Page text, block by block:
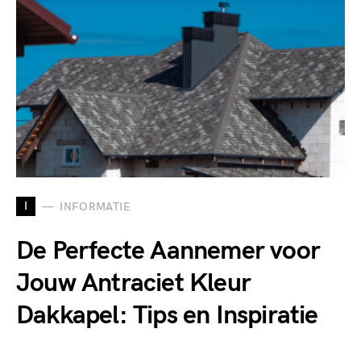
I INFORMATIE
De Perfecte Aannemer voor
Jouw Antraciet Kleur
Dakkapel: Tips en Inspiratie